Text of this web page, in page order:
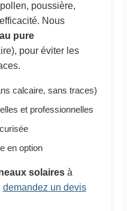
poussière,
Nous
pure
pour éviter les
calcaire, sans traces)
et professionnelles
en option
solairesà
demandez un devis